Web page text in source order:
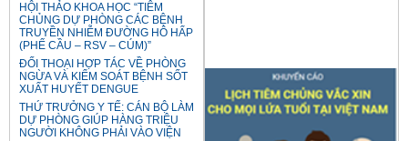
HỘI THẢO KHOA HỌC “TIÊM
CHỦNG DỰ PHÒNG CÁC BỆNH
TRUYỀN NHIỄM ĐƯỜNG HÔ HẤP
(PHẾ CẦU – RSV – CÚM)”
ĐỐI THOẠI HỢP TÁC VỀ PHÒNG
NGỪA VÀ KIỂM SOÁT BỆNH SỐT
XUẤT HUYẾT DENGUE
THỨ TRƯỞNG Y TẾ: CÁN BỘ LÀM
DỰ PHÒNG GIÚP HÀNG TRIỆU
NGƯỜI KHÔNG PHẢI VÀO VIỆN